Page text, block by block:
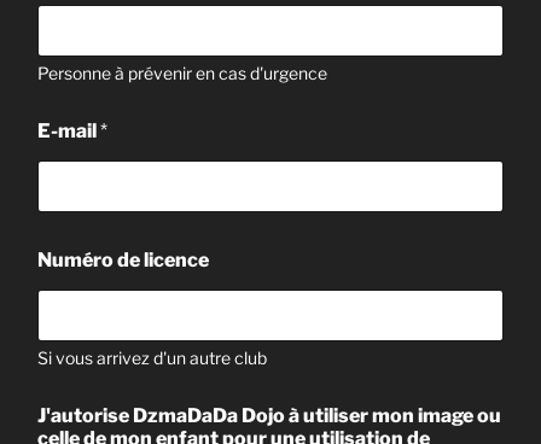
Personne à prévenir en cas d'urgence
E-mail*
*
p
o
m
t
i
Numéro de licence
Si vous arrivez d'un autre club
J'autorise DzmaDaDa Dojo à utiliser mon image ou
celle de mon enfant pour une utilisation de